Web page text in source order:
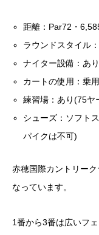
距離：Par72・
ラウンドスタイル
ナイター設備：あり
カートの使用：乗
練習場：あり(75ヤ
シューズ：ソフト
パイクは不可)
赤穂国際カントリー
なっています。
1番から3番は広いフ